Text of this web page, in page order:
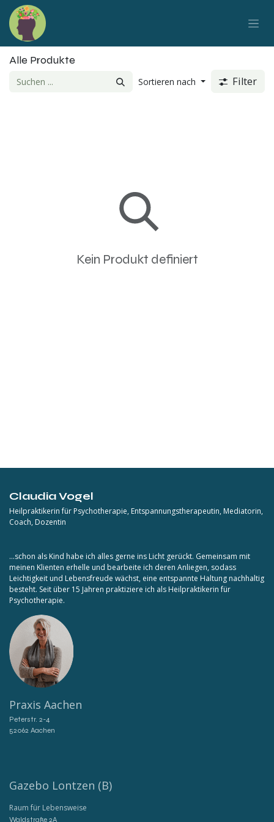
Zum Inhalt springen
Alle Produkte
Sortieren nach Filter
Kein Produkt definiert
Claudia Vogel
Heilpraktikerin für Psychotherapie, Entspannungstherapeutin, Mediatorin,
Coach, Dozentin
...schon als Kind habe ich alles gerne ins Licht gerückt. Gemeinsam mit
meinen Klienten erhelle und bearbeite ich deren Anliegen, sodass
Leichtigkeit und Lebensfreude wächst, eine entspannte Haltung nachhaltig
besteht. Seit über 15 Jahren praktiziere ich als Heilpraktikerin für
Psychotherapie.
Praxis Aachen
Peterstr. 2-4
52062 Aachen
​Gazebo Lontzen (B)
Raum für Lebensweise
Waldstraße 2A